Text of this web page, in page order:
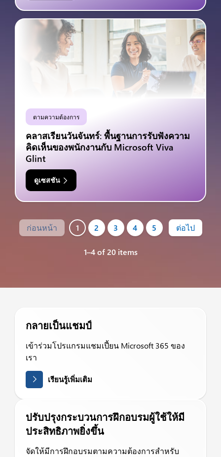
ตามความต้องการ
คลาสเรียนวันจันทร์: พื้นฐานการรับฟังความ
คิดเห็นของพนักงานกับ Microsoft Viva
Glint
ดูเซสชัน
ก่อนหน้า 1 2 3 4 5 ต่อไป
1–4 of 20 items
กลายเป็นแชมป์
เข้าร่วมโปรแกรมแชมเปี้ยน Microsoft 365 ของ
เรา
เรียนรู้เพิ่มเติม
ปรับปรุงกระบวนการฝึกอบรมผู้ใช้ให้มี
ประสิทธิภาพยิ่งขึ้น
จัดให้มีการฝึกอบรมตามความต้องการสำหรับ